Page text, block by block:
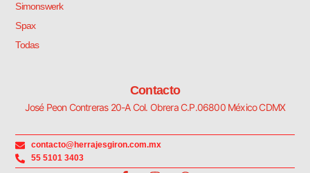
Simonswerk
Spax
Todas
Contacto
José Peon Contreras 20-A Col. Obrera C.P.06800 México CDMX
contacto@herrajesgiron.com.mx
55 5101 3403